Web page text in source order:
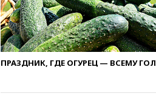
ПРАЗДНИК, ГДЕ ОГУРЕЦ — ВСЕМУ